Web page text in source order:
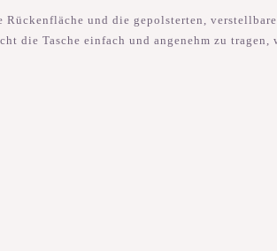
und die gepolsterten,
die Tasche einfach und angenehm zu